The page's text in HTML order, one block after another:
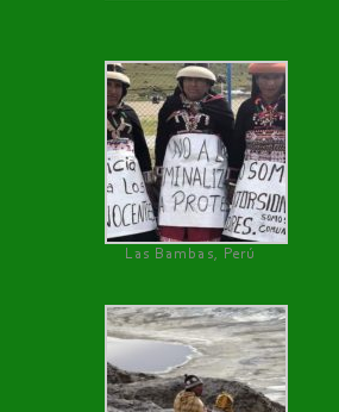
Las Bambas, Perú